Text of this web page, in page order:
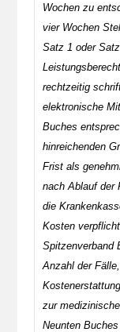
Wochen zu
vier Wochen
Satz 1 oder
rechtzeitig
elektronische
Buches
hinreichenden
Frist als
nach Ablauf der
die
Kosten
Spitzenverband
Anzahl der
zur
Neunten